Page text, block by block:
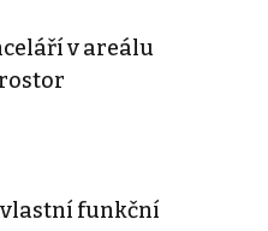
v areálu
vlastní funkční